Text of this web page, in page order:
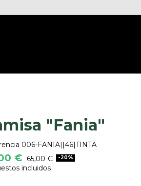
"Fania"
006-FANIA||46|TINTA
€ 65,00 € -20%
incluidos